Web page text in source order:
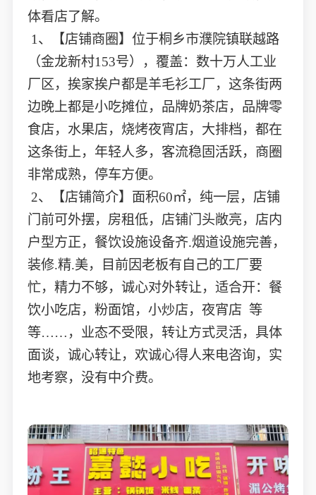
体看店了解。
1、【店铺商圈】位于桐乡市濮院镇联越路
（金龙新村153号），覆盖：数十万人工业
厂区，挨家挨户都是羊毛衫工厂，这条街两
边晚上都是小吃摊位，品牌奶茶店，品牌零
食店，水果店，烧烤夜宵店，大排档，都在
这条街上，年轻人多，客流稳固活跃，商圈
非常成熟，停车方便。
2、【店铺简介】面积60㎡，纯一层，店铺
门前可外摆，房租低，店铺门头敞亮，店内
户型方正，餐饮设施设备齐.烟道设施完善，
装修.精.美，目前因老板有自己的工厂要
忙，精力不够，诚心对外转让，适合开：餐
饮小吃店，粉面馆，小炒店，夜宵店 等
等……，业态不受限，转让方式灵活，具体
面谈，诚心转让，欢诚心得人来电咨询，实
地考察，没有中介费。